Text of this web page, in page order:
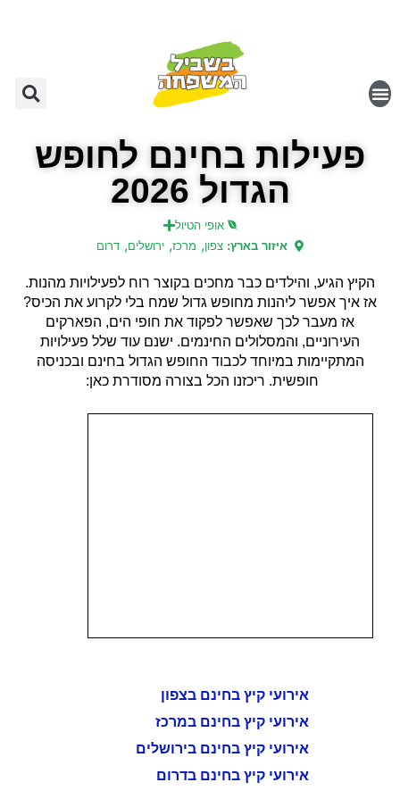
פעילות בחינם לחופש
הגדול 2026
אופי הטיול
איזור בארץ: צפון, מרכז, ירושלים, דרום
הקיץ הגיע, והילדים כבר מחכים בקוצר רוח לפעילויות מהנות.
אז איך אפשר ליהנות מחופש גדול שמח בלי לקרוע את הכיס?
אז מעבר לכך שאפשר לפקוד את חופי הים, הפארקים
העירוניים, והמסלולים החינמים. ישנם עוד שלל פעילויות
המתקיימות במיוחד לכבוד החופש הגדול בחינם ובכניסה
חופשית. ריכזנו הכל בצורה מסודרת כאן:
אירועי קיץ בחינם בצפון
אירועי קיץ בחינם במרכז
אירועי קיץ בחינם בירושלים
אירועי קיץ בחינם בדרום